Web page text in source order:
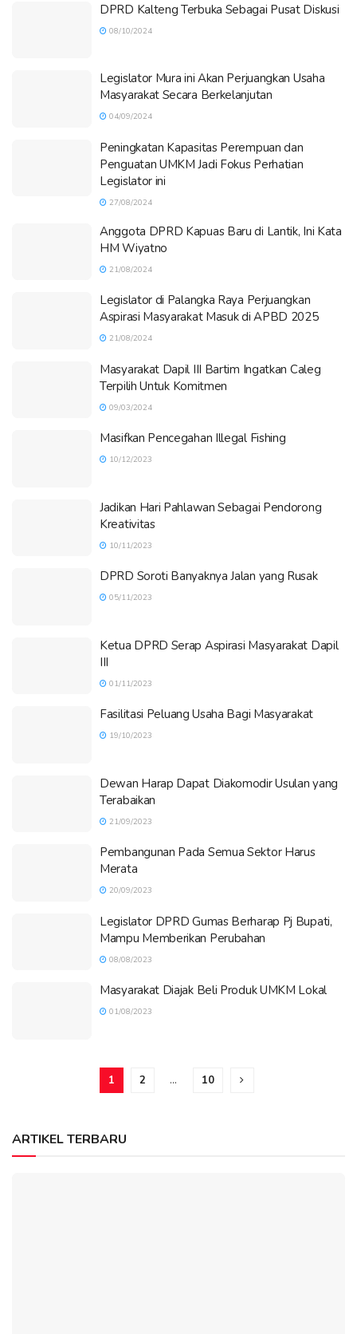
DPRD Kalteng Terbuka Sebagai Pusat Diskusi
08/10/2024
Legislator Mura ini Akan Perjuangkan Usaha
Masyarakat Secara Berkelanjutan
04/09/2024
Peningkatan Kapasitas Perempuan dan
Penguatan UMKM Jadi Fokus Perhatian
Legislator ini
27/08/2024
Anggota DPRD Kapuas Baru di Lantik, Ini Kata
HM Wiyatno
21/08/2024
Legislator di Palangka Raya Perjuangkan
Aspirasi Masyarakat Masuk di APBD 2025
21/08/2024
Masyarakat Dapil III Bartim Ingatkan Caleg
Terpilih Untuk Komitmen
09/03/2024
Masifkan Pencegahan Illegal Fishing
10/12/2023
Jadikan Hari Pahlawan Sebagai Pendorong
Kreativitas
10/11/2023
DPRD Soroti Banyaknya Jalan yang Rusak
05/11/2023
Ketua DPRD Serap Aspirasi Masyarakat Dapil
III
01/11/2023
Fasilitasi Peluang Usaha Bagi Masyarakat
19/10/2023
Dewan Harap Dapat Diakomodir Usulan yang
Terabaikan
21/09/2023
Pembangunan Pada Semua Sektor Harus
Merata
20/09/2023
Legislator DPRD Gumas Berharap Pj Bupati,
Mampu Memberikan Perubahan
08/08/2023
Masyarakat Diajak Beli Produk UMKM Lokal
01/08/2023
1 2 … 10
ARTIKEL TERBARU